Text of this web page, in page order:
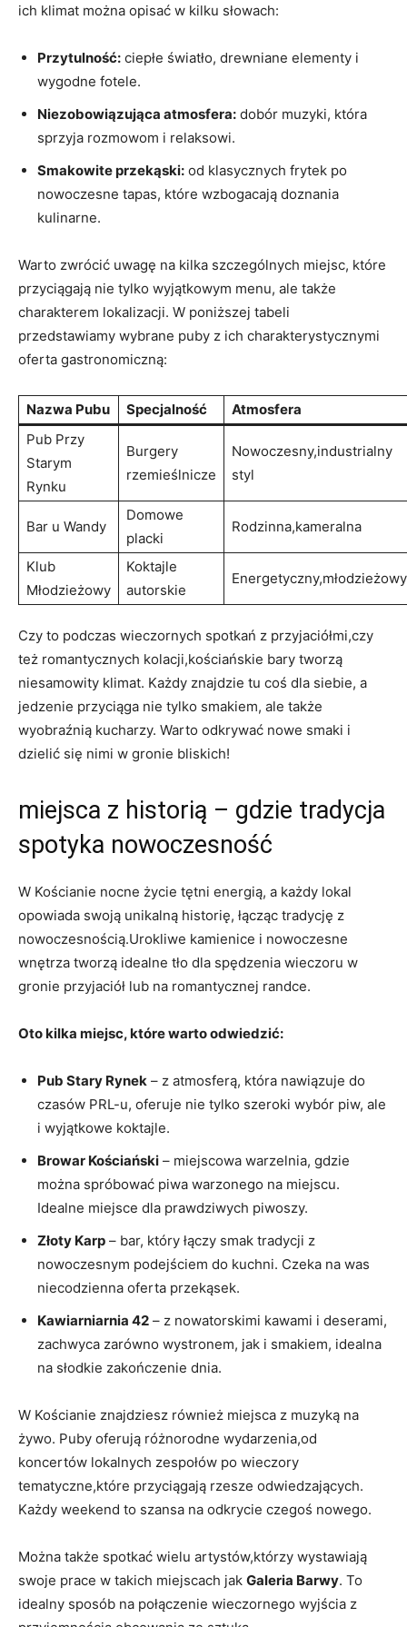
ich klimat można opisać w kilku słowach:
Przytulność: ciepłe światło, drewniane elementy i
wygodne fotele.
Niezobowiązująca atmosfera: dobór muzyki, która
sprzyja rozmowom i relaksowi.
Smakowite przekąski: od klasycznych frytek po
nowoczesne tapas, które wzbogacają doznania
kulinarne.
Warto zwrócić uwagę na kilka szczególnych miejsc, które
przyciągają nie tylko wyjątkowym menu, ale także
charakterem lokalizacji. W poniższej tabeli
przedstawiamy wybrane puby z ich charakterystycznymi
oferta gastronomiczną:
Nazwa Pubu Specjalność
Atmosfera
Pub Przy
Starym
Rynku
Burgery
rzemieślnicze
Nowoczesny,industrialny
styl
Bar u Wandy
Domowe
placki
Rodzinna,kameralna
Klub
Młodzieżowy
Koktajle
autorskie
Energetyczny,młodzieżowy
Czy to podczas wieczornych spotkań z przyjaciółmi,czy
też romantycznych kolacji,kościańskie bary tworzą
niesamowity klimat. Każdy znajdzie tu coś dla siebie, a
jedzenie przyciąga nie tylko smakiem, ale także
wyobraźnią kucharzy. Warto odkrywać nowe smaki i
dzielić się nimi w gronie bliskich!
miejsca z historią – gdzie tradycja
spotyka nowoczesność
W Kościanie nocne życie tętni energią, a każdy lokal
opowiada swoją unikalną historię, łącząc tradycję z
nowoczesnością.Urokliwe kamienice i nowoczesne
wnętrza tworzą idealne tło dla spędzenia wieczoru w
gronie przyjaciół lub na romantycznej randce.
Oto kilka miejsc, które warto odwiedzić:
Pub Stary Rynek – z atmosferą, która nawiązuje do
czasów PRL-u, oferuje nie tylko szeroki wybór piw, ale
i wyjątkowe koktajle.
Browar Kościański – miejscowa warzelnia, gdzie
można spróbować piwa warzonego na miejscu.
Idealne miejsce dla prawdziwych piwoszy.
Złoty Karp – bar, który łączy smak tradycji z
nowoczesnym podejściem do kuchni. Czeka na was
niecodzienna oferta przekąsek.
Kawiarniarnia 42 – z nowatorskimi kawami i deserami,
zachwyca zarówno wystronem, jak i smakiem, idealna
na słodkie zakończenie dnia.
W Kościanie znajdziesz również miejsca z muzyką na
żywo. Puby oferują różnorodne wydarzenia,od
koncertów lokalnych zespołów po wieczory
tematyczne,które przyciągają rzesze odwiedzających.
Każdy weekend to szansa na odkrycie czegoś nowego.
Można także spotkać wielu artystów,którzy wystawiają
swoje prace w takich miejscach jak Galeria Barwy. To
idealny sposób na połączenie wieczornego wyjścia z